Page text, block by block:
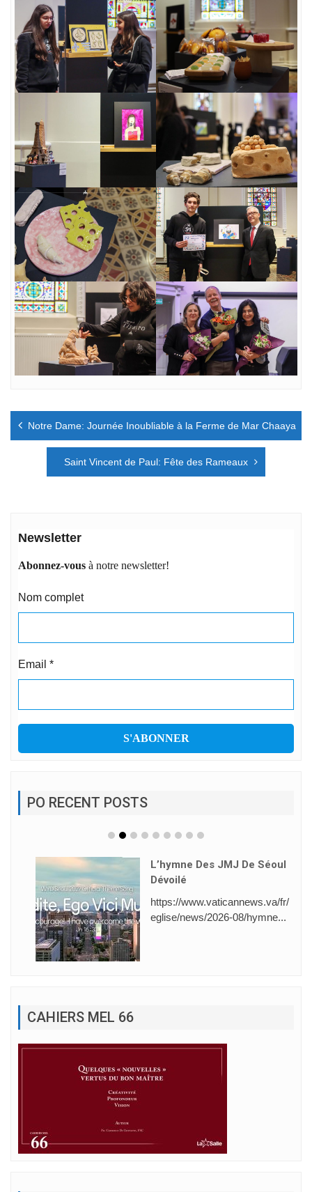
Navigation
Notre Dame: Journée Inoubliable à la Ferme de Mar Chaaya
Saint Vincent de Paul: Fête des Rameaux
Newsletter
Abonnez-vous à notre newsletter!
Nom complet
Email *
PO RECENT POSTS
L’hymne Des JMJ De Séoul
Dévoilé
https://www.vaticannews.va/fr/
eglise/news/2026-08/hymne...
CAHIERS MEL 66